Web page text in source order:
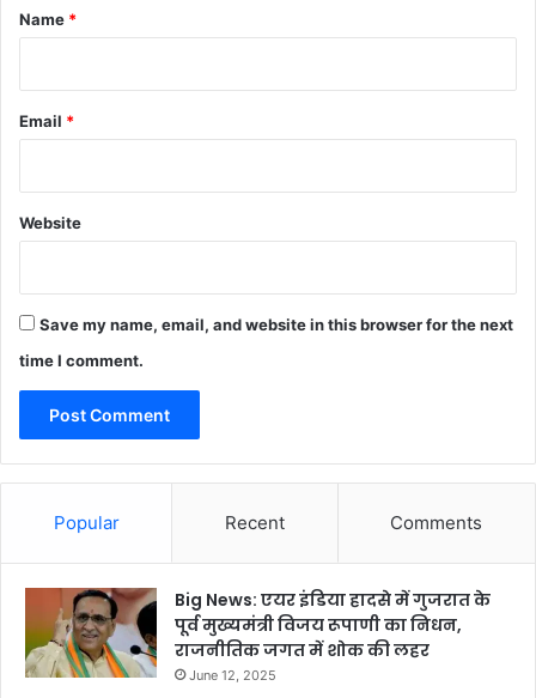
*
Name *
Email *
Website
Save my name, email, and website in this browser for the next
time I comment.
Popular Recent Comments
Big News: एयर इंडिया हादसे में गुजरात के
पूर्व मुख्यमंत्री विजय रूपाणी का निधन,
राजनीतिक जगत में शोक की लहर
June 12, 2025